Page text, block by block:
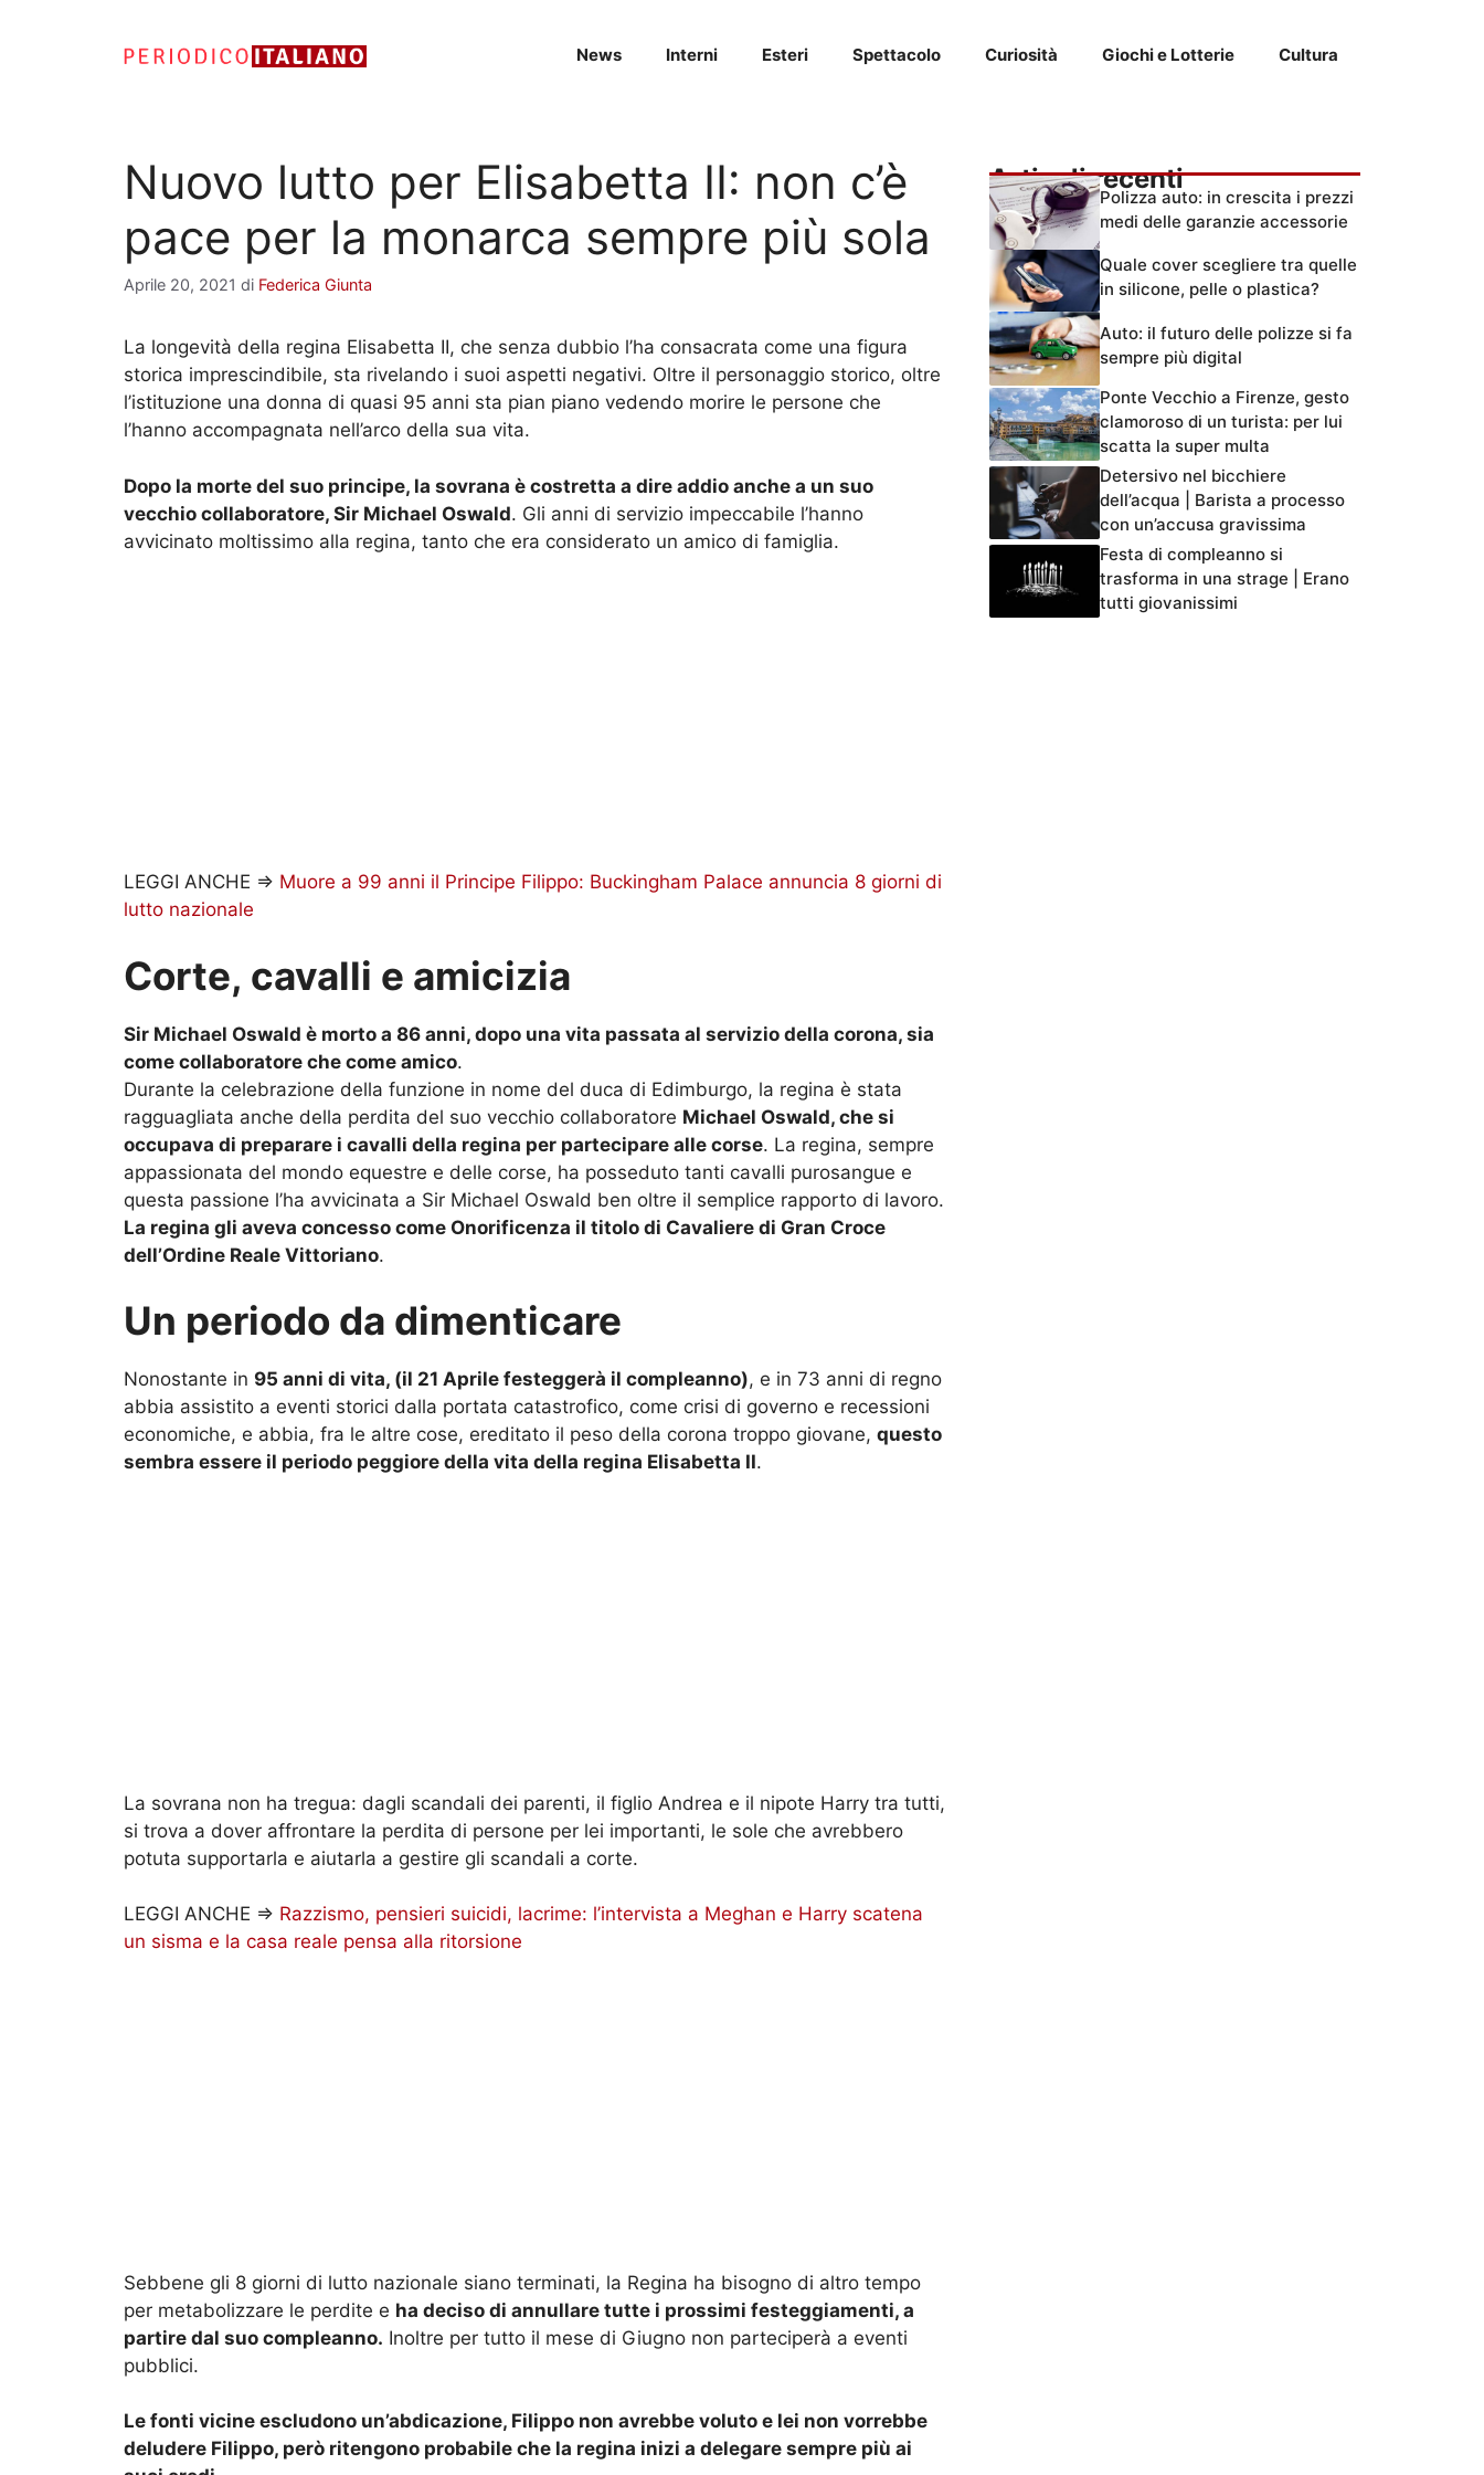
News Interni Esteri Spettacolo Curiosità Giochi e Lotterie Cultura
Nuovo lutto per Elisabetta II: non c’è
pace per la monarca sempre più sola
Aprile 20, 2021 di Federica Giunta
La longevità della regina Elisabetta II, che senza dubbio l’ha consacrata come una figura
storica imprescindibile, sta rivelando i suoi aspetti negativi. Oltre il personaggio storico, oltre
l’istituzione una donna di quasi 95 anni sta pian piano vedendo morire le persone che
l’hanno accompagnata nell’arco della sua vita.
Dopo la morte del suo principe, la sovrana è costretta a dire addio anche a un suo
vecchio collaboratore, Sir Michael Oswald. Gli anni di servizio impeccabile l’hanno
avvicinato moltissimo alla regina, tanto che era considerato un amico di famiglia.
LEGGI ANCHE => Muore a 99 anni il Principe Filippo: Buckingham Palace annuncia 8 giorni di
lutto nazionale
Corte, cavalli e amicizia
Sir Michael Oswald è morto a 86 anni, dopo una vita passata al servizio della corona, sia
come collaboratore che come amico.
Durante la celebrazione della funzione in nome del duca di Edimburgo, la regina è stata
ragguagliata anche della perdita del suo vecchio collaboratore Michael Oswald, che si
occupava di preparare i cavalli della regina per partecipare alle corse. La regina, sempre
appassionata del mondo equestre e delle corse, ha posseduto tanti cavalli purosangue e
questa passione l’ha avvicinata a Sir Michael Oswald ben oltre il semplice rapporto di lavoro.
La regina gli aveva concesso come Onorificenza il titolo di Cavaliere di Gran Croce
dell’Ordine Reale Vittoriano.
Un periodo da dimenticare
Nonostante in 95 anni di vita, (il 21 Aprile festeggerà il compleanno), e in 73 anni di regno
abbia assistito a eventi storici dalla portata catastrofico, come crisi di governo e recessioni
economiche, e abbia, fra le altre cose, ereditato il peso della corona troppo giovane, questo
sembra essere il periodo peggiore della vita della regina Elisabetta II.
La sovrana non ha tregua: dagli scandali dei parenti, il figlio Andrea e il nipote Harry tra tutti,
si trova a dover affrontare la perdita di persone per lei importanti, le sole che avrebbero
potuta supportarla e aiutarla a gestire gli scandali a corte.
LEGGI ANCHE => Razzismo, pensieri suicidi, lacrime: l’intervista a Meghan e Harry scatena
un sisma e la casa reale pensa alla ritorsione
Sebbene gli 8 giorni di lutto nazionale siano terminati, la Regina ha bisogno di altro tempo
per metabolizzare le perdite e ha deciso di annullare tutte i prossimi festeggiamenti, a
partire dal suo compleanno. Inoltre per tutto il mese di Giugno non parteciperà a eventi
pubblici.
Le fonti vicine escludono un’abdicazione, Filippo non avrebbe voluto e lei non vorrebbe
deludere Filippo, però ritengono probabile che la regina inizi a delegare sempre più ai
Articoli recenti
Polizza auto: in crescita i prezzi
medi delle garanzie accessorie
Quale cover scegliere tra quelle
in silicone, pelle o plastica?
Auto: il futuro delle polizze si fa
sempre più digital
Ponte Vecchio a Firenze, gesto
clamoroso di un turista: per lui
scatta la super multa
Detersivo nel bicchiere
dell’acqua | Barista a processo
con un’accusa gravissima
Festa di compleanno si
trasforma in una strage | Erano
tutti giovanissimi